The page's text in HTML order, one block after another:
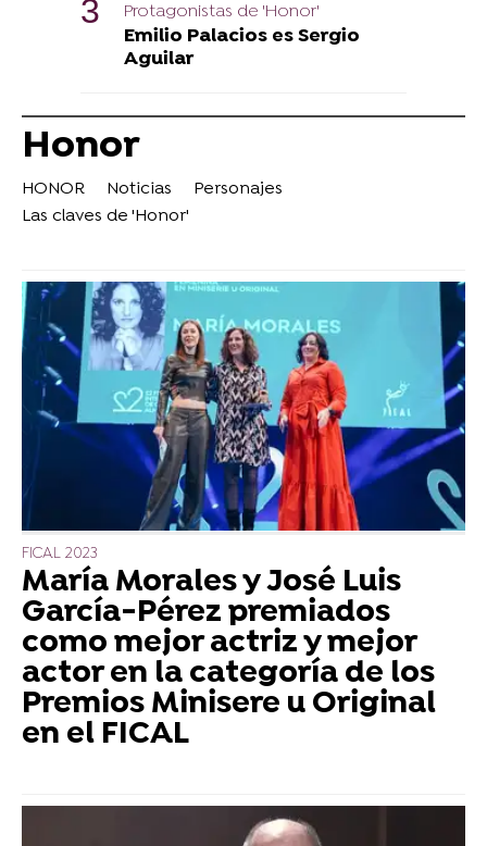
Protagonistas de 'Honor'
Emilio Palacios es Sergio
Aguilar
Honor
HONOR Noticias
Personajes
Las claves de 'Honor'
FICAL 2023
María Morales y José Luis
García-Pérez premiados
como mejor actriz y mejor
actor en la categoría de los
Premios Minisere u Original
en el FICAL